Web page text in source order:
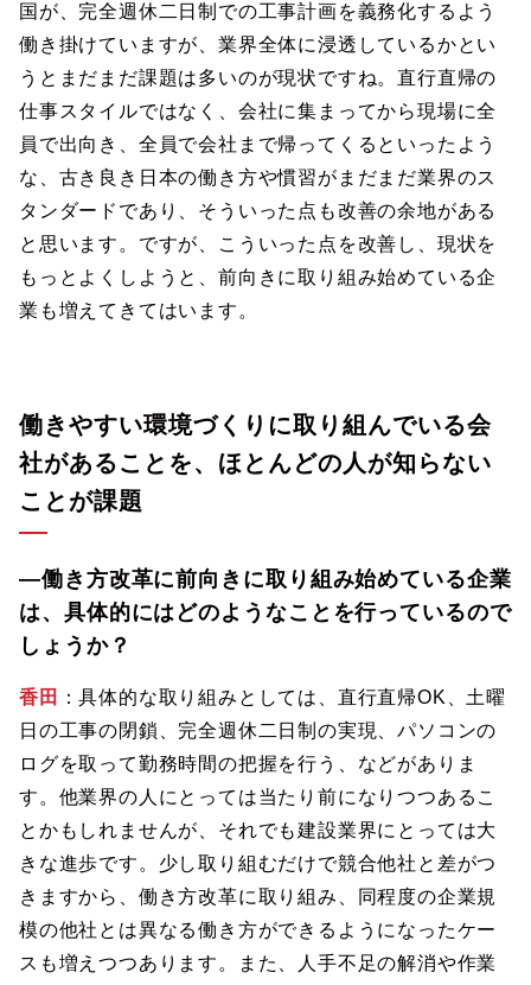
国が、完全週休二日制での工事計画を義務化するよう
働き掛けていますが、業界全体に浸透しているかとい
うとまだまだ課題は多いのが現状ですね。直行直帰の
仕事スタイルではなく、会社に集まってから現場に全
員で出向き、全員で会社まで帰ってくるといったよう
な、古き良き日本の働き方や慣習がまだまだ業界のス
タンダードであり、そういった点も改善の余地がある
と思います。ですが、こういった点を改善し、現状を
もっとよくしようと、前向きに取り組み始めている企
業も増えてきてはいます。
働きやすい環境づくりに取り組んでいる会
社があることを、ほとんどの人が知らない
ことが課題
―働き方改革に前向きに取り組み始めている企業
は、具体的にはどのようなことを行っているので
しょうか？
香田
：具体的な取り組みとしては、直行直帰OK、土曜
日の工事の閉鎖、完全週休二日制の実現、パソコンの
ログを取って勤務時間の把握を行う、などがありま
す。他業界の人にとっては当たり前になりつつあるこ
とかもしれませんが、それでも建設業界にとっては大
きな進歩です。少し取り組むだけで競合他社と差がつ
きますから、働き方改革に取り組み、同程度の企業規
模の他社とは異なる働き方ができるようになったケー
スも増えつつあります。また、人手不足の解消や作業